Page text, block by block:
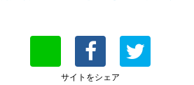
サイトをシェア